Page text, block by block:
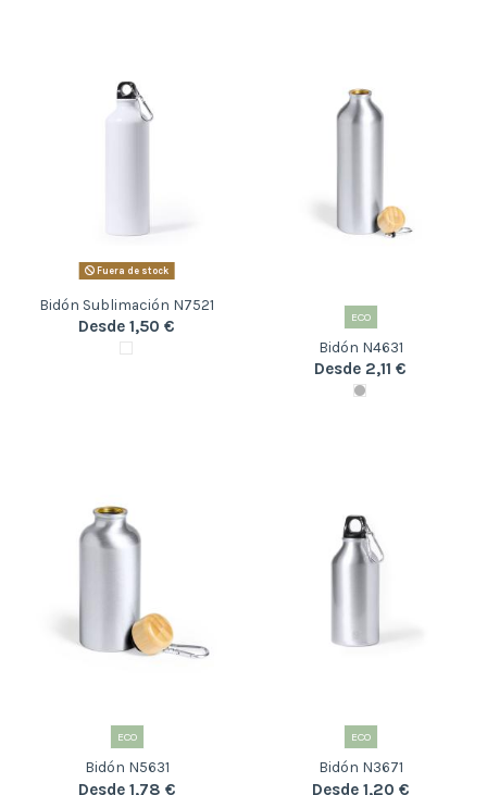
Fuera de stock
Bidón Sublimación N7521
Desde 1,50 €
ECO
Bidón N4631
Desde 2,11 €
ECO
Bidón N5631
Desde 1,78 €
ECO
Bidón N3671
Desde 1,20 €